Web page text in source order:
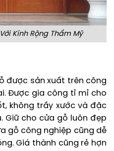
Kính Rộng Thẩm Mỹ
được sản xuất trên công
Được gia công tỉ mỉ cho
không trầy xước và đặc
Giữ cho cửa gỗ luôn đẹp
gỗ công nghiệp cũng dễ
Giá thành cũng rẻ hợn